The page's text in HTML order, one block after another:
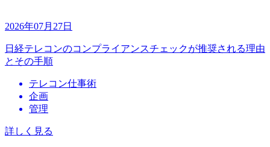
2026年07月27日
日経テレコンのコンプライアンスチェックが推奨される理由
とその手順
テレコン仕事術
企画
管理
詳しく見る